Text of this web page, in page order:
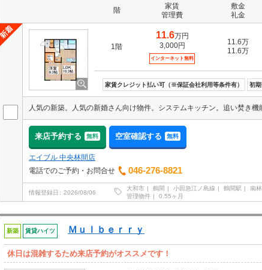
階
家賃
管理費
敷金
礼金
1階
11.6万円
3,000円
インターネット無料
11.6万
11.6万
家賃クレジット払い可（※保証会社利用等条件有） 初
来店予約する 無料 空室確認する 無料
エイブル 中央林間店
電話でのご予約・お問合せ
046-276-8821
情報登録日 2026/08/06
大和市 鶴間 小田急江ノ島線 鶴間駅 南
管理物件
0.55ヶ月
新築 賃貸ハイツ Ｍｕｌｂｅｒｒｙ
休日は混雑するため来店予約がオススメです！